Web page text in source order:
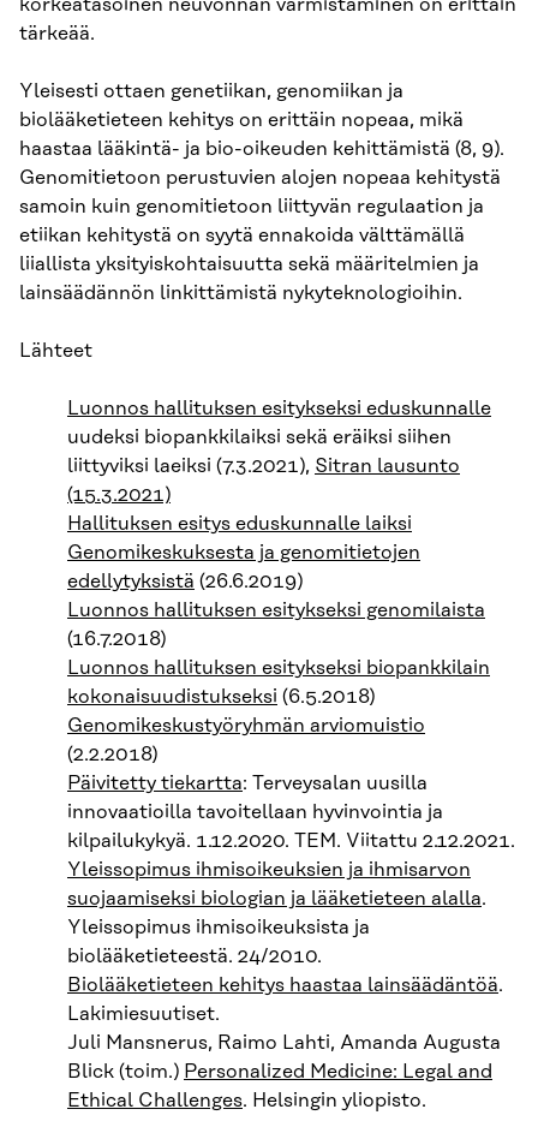
korkeatasoinen neuvonnan varmistaminen on erittäin
tärkeää.
Yleisesti ottaen genetiikan, genomiikan ja
biolääketieteen kehitys on erittäin nopeaa, mikä
haastaa lääkintä- ja bio-oikeuden kehittämistä (8, 9).
Genomitietoon perustuvien alojen nopeaa kehitystä
samoin kuin genomitietoon liittyvän regulaation ja
etiikan kehitystä on syytä ennakoida välttämällä
liiallista yksityiskohtaisuutta sekä määritelmien ja
lainsäädännön linkittämistä nykyteknologioihin.
Lähteet
Luonnos hallituksen esitykseksi eduskunnalle
uudeksi biopankkilaiksi sekä eräiksi siihen
liittyviksi laeiksi (7.3.2021), Sitran lausunto
(15.3.2021)
Hallituksen esitys eduskunnalle laiksi
Genomikeskuksesta ja genomitietojen
edellytyksistä (26.6.2019)
Luonnos hallituksen esitykseksi genomilaista
(16.7.2018)
Luonnos hallituksen esitykseksi biopankkilain
kokonaisuudistukseksi (6.5.2018)
Genomikeskustyöryhmän arviomuistio
(2.2.2018)
Päivitetty tiekartta: Terveysalan uusilla
innovaatioilla tavoitellaan hyvinvointia ja
kilpailukykyä. 1.12.2020. TEM. Viitattu 2.12.2021.
Yleissopimus ihmisoikeuksien ja ihmisarvon
suojaamiseksi biologian ja lääketieteen alalla.
Yleissopimus ihmisoikeuksista ja
biolääketieteestä. 24/2010.
Biolääketieteen kehitys haastaa lainsäädäntöä.
Lakimiesuutiset.
Juli Mansnerus, Raimo Lahti, Amanda Augusta
Blick (toim.) Personalized Medicine: Legal and
Ethical Challenges. Helsingin yliopisto.